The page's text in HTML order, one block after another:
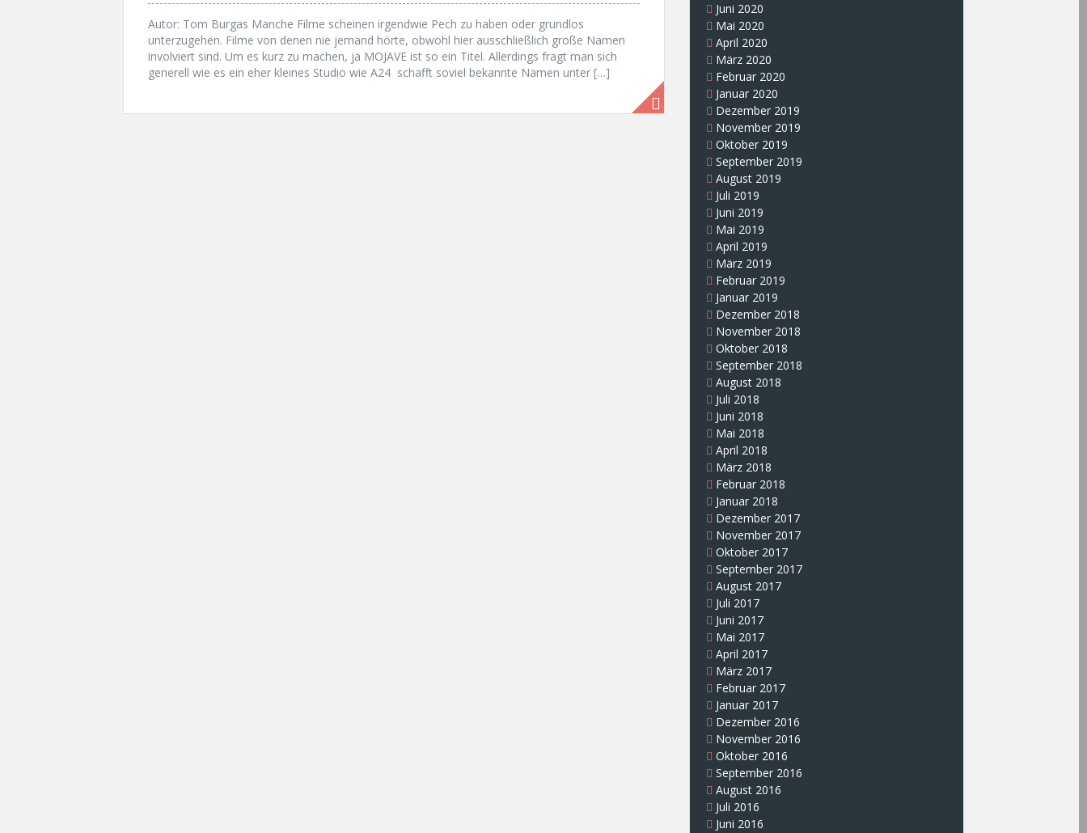
Autor: Tom Burgas Manche Filme scheinen irgendwie Pech zu haben oder grundlos
unterzugehen. Filme von denen nie jemand hörte, obwohl hier ausschließlich große Namen
involviert sind. Um es kurz zu machen, ja MOJAVE ist so ein Titel. Allerdings fragt man sich
generell wie es ein eher kleines Studio wie A24 schafft soviel bekannte Namen unter […]
Juni 2020
Mai 2020
April 2020
März 2020
Februar 2020
Januar 2020
Dezember 2019
November 2019
Oktober 2019
September 2019
August 2019
Juli 2019
Juni 2019
Mai 2019
April 2019
März 2019
Februar 2019
Januar 2019
Dezember 2018
November 2018
Oktober 2018
September 2018
August 2018
Juli 2018
Juni 2018
Mai 2018
April 2018
März 2018
Februar 2018
Januar 2018
Dezember 2017
November 2017
Oktober 2017
September 2017
August 2017
Juli 2017
Juni 2017
Mai 2017
April 2017
März 2017
Februar 2017
Januar 2017
Dezember 2016
November 2016
Oktober 2016
September 2016
August 2016
Juli 2016
Juni 2016